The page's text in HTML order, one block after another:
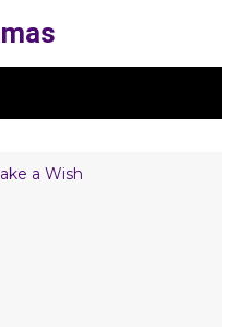
a Wish